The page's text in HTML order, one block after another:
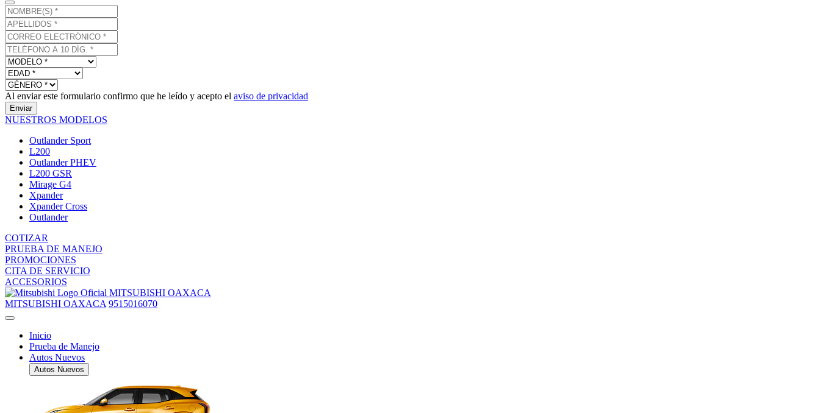
Al enviar este formulario confirmo que he leído y acepto el aviso de privacidad
Enviar
NUESTROS MODELOS
Outlander Sport
L200
Outlander PHEV
L200 GSR
Mirage G4
Xpander
Xpander Cross
Outlander
COTIZAR
PRUEBA DE MANEJO
PROMOCIONES
CITA DE SERVICIO
ACCESORIOS
MITSUBISHI OAXACA
MITSUBISHI OAXACA 9515016070
Inicio
Prueba de Manejo
Autos Nuevos
Autos Nuevos